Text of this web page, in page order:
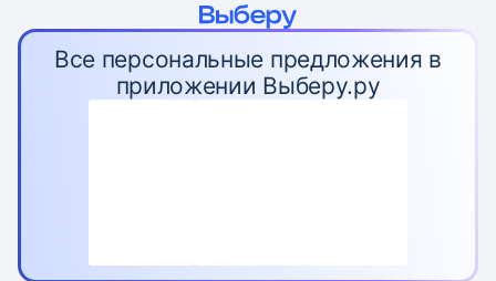
Все персональные предложения в
приложении Выберу.ру